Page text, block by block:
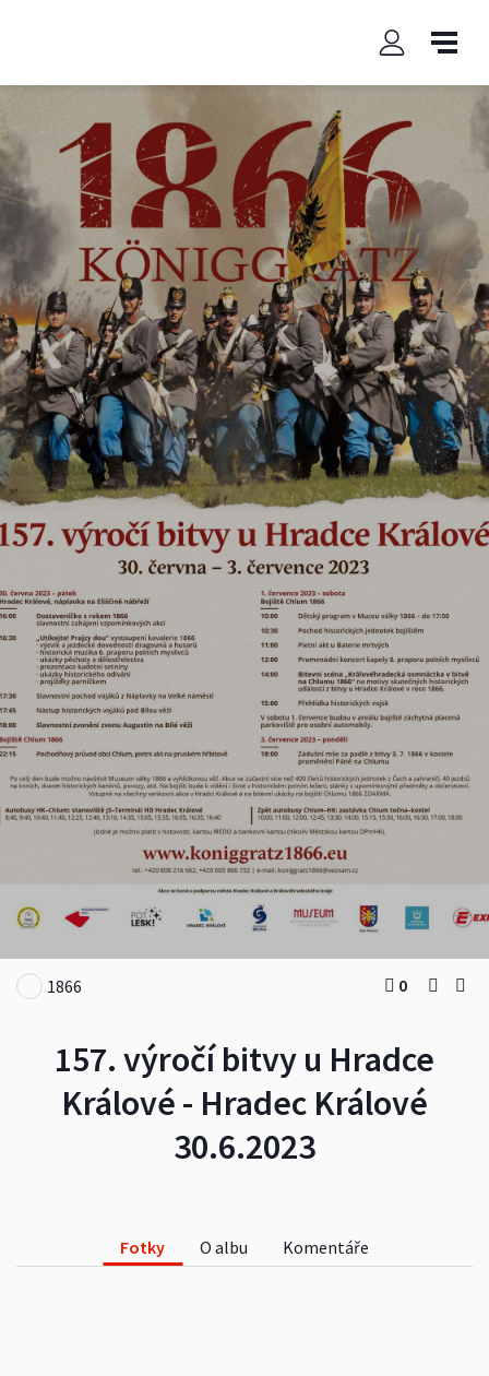
157. výročí bitvy u Hradce
Králové - Hradec Králové
30.6.2023
1866 0
Fotky O albu Komentáře